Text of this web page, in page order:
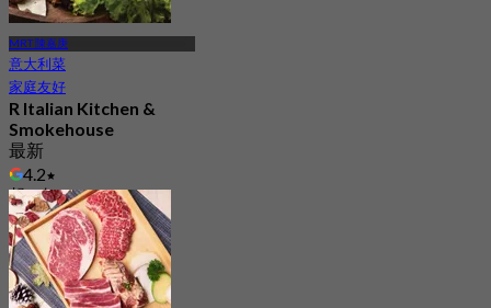
MRT 陳嘉庚
意大利菜
家庭友好
R Italian Kitchen &
Smokehouse
最新
4.2
起S$ 39.5